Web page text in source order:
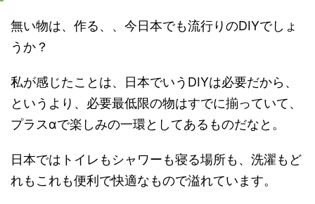
無い物は、作る、、今日本でも流行りのDIYでしょ
うか？
私が感じたことは、日本でいうDIYは必要だから、
というより、必要最低限の物はすでに揃っていて、
プラスαで楽しみの一環としてあるものだなと。
日本ではトイレもシャワーも寝る場所も、洗濯もど
れもこれも便利で快適なもので溢れています。